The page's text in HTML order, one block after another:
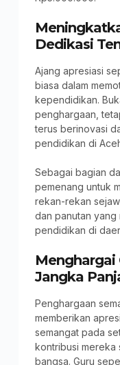
Dedikasi
Ajang apresiasi
biasa dalam
kependidikan.
penghargaan,
terus berinovasi
pendidikan di
Sebagai bagian
pemenang untuk
rekan-rekan
dan panutan
pendidikan di
Menghargai
Jangka
Penghargaan
memberikan
semangat pada
kontribusi mereka
bangsa. Guru